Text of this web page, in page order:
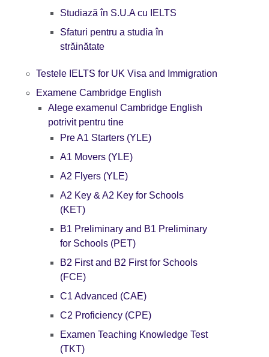
Studiază în S.U.A cu IELTS
Sfaturi pentru a studia în
străinătate
Testele IELTS for UK Visa and Immigration
Examene Cambridge English
Alege examenul Cambridge English
potrivit pentru tine
Pre A1 Starters (YLE)
A1 Movers (YLE)
A2 Flyers (YLE)
A2 Key & A2 Key for Schools
(KET)
B1 Preliminary and B1 Preliminary
for Schools (PET)
B2 First and B2 First for Schools
(FCE)
C1 Advanced (CAE)
C2 Proficiency (CPE)
Examen Teaching Knowledge Test
(TKT)